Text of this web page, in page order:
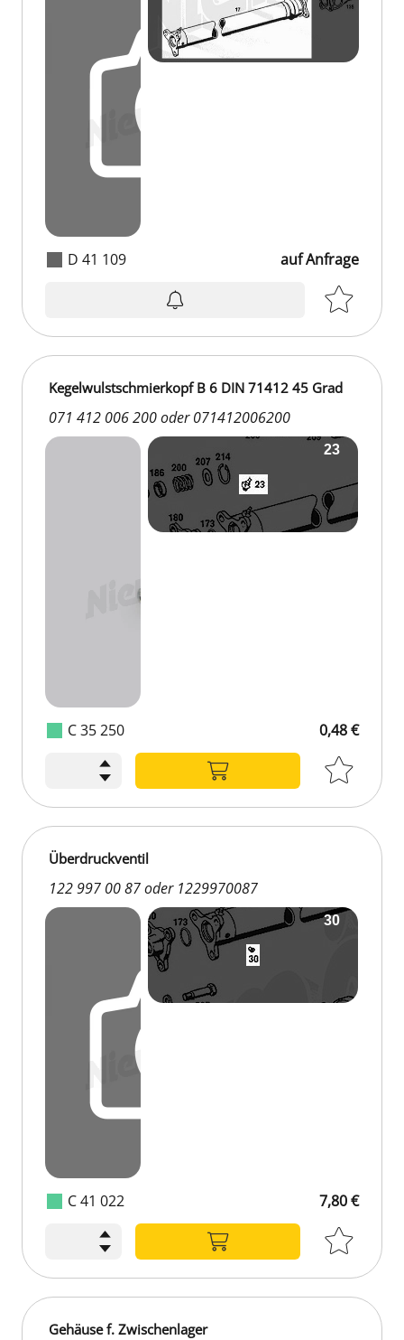
D 41 109 auf Anfrage
C 35 250
Kegelwulstschmierkopf B 6 DIN 71412 45 Grad
071 412 006 200 oder 071412006200
0,48 €
C 41 022
Überdruckventil
122 997 00 87 oder 1229970087
7,80 €
Gehäuse f. Zwischenlager